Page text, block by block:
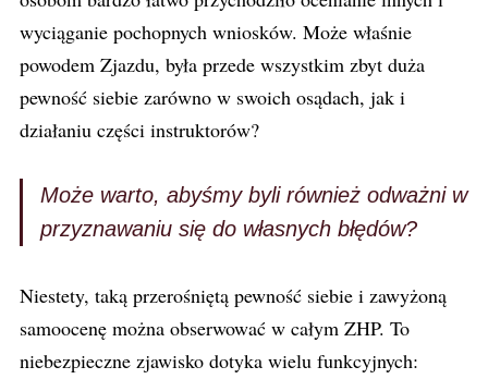
wyciąganie pochopnych wniosków. Może właśnie
powodem Zjazdu, była przede wszystkim zbyt duża
pewność siebie zarówno w swoich osądach, jak i
działaniu części instruktorów?
Może warto, abyśmy byli również odważni w
przyznawaniu się do własnych błędów?
Niestety, taką przerośniętą pewność siebie i zawyżoną
samoocenę można obserwować w całym ZHP. To
niebezpieczne zjawisko dotyka wielu funkcyjnych: